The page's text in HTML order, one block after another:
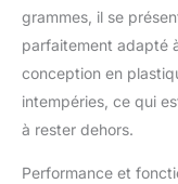
grammes, il se
parfaitement adapté
conception en
intempéries, ce qui
à rester dehors.
Performance et